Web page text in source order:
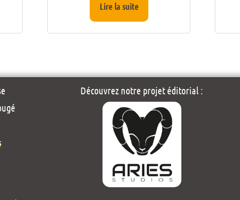
Lire la suite
Découvrez notre projet éditorial :